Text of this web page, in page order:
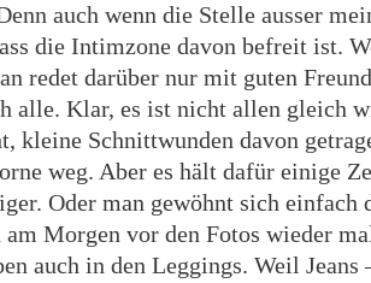
auch wenn die Stelle ausser
die Intimzone davon befreit ist.
redet darüber nur mit guten
alle. Klar, es ist nicht allen gleich
kleine Schnittwunden davon
weg. Aber es hält dafür einige
Oder man gewöhnt sich einfach
Morgen vor den Fotos wieder
auch in den Leggings. Weil Jeans